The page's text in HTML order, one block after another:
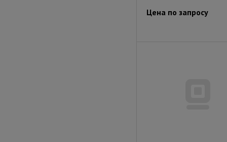
Цена по запросу